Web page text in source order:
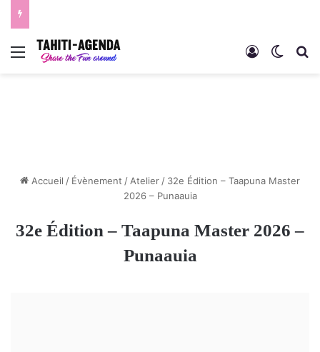
Menu Connexion
Accueil / Évènement / Atelier / 32e Édition – Taapuna Master
2026 – Punaauia
32e Édition – Taapuna Master 2026 –
Punaauia